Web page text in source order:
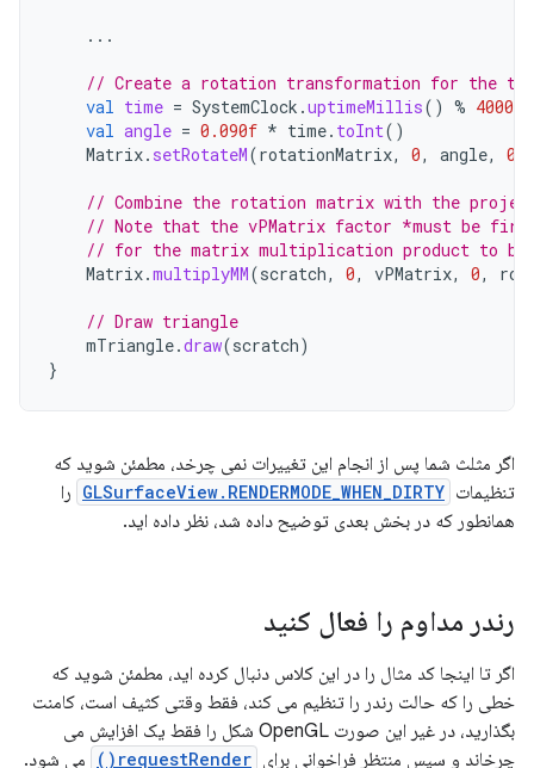
...
// Create a rotation transformation for the
val time = SystemClock .uptimeMillis() % 4000L
val angle = 0.090f * time. toInt()
Matrix. setRotateM(rotationMatrix, 0, angle, 0f
// Combine the rotation matrix with the
// Note that the vPMatrix factor *must be
// for the matrix multiplication product to be
Matrix.multiplyMM(scratch, 0, vPMatrix, 0,
// Draw triangle
mTriangle.draw(scratch)
}
اگر مثلث شما پس از انجام این تغییرات نمی چرخد، مطمئن شوید که
تنظیمات GLSurfaceView.RENDERMODE_WHEN_DIRTY را
همانطور که در بخش بعدی توضیح داده شد، نظر داده اید.
رندر مداوم را فعال کنید
اگر تا اینجا کد مثال را در این کلاس دنبال کرده اید، مطمئن شوید که
خطی را که حالت رندر را تنظیم می کند، فقط وقتی کثیف است، کامنت
بگذارید، در غیر این صورت OpenGL شکل را فقط یک افزایش می
چرخاند و سپس منتظر فراخوانی برای requestRender() می شود.